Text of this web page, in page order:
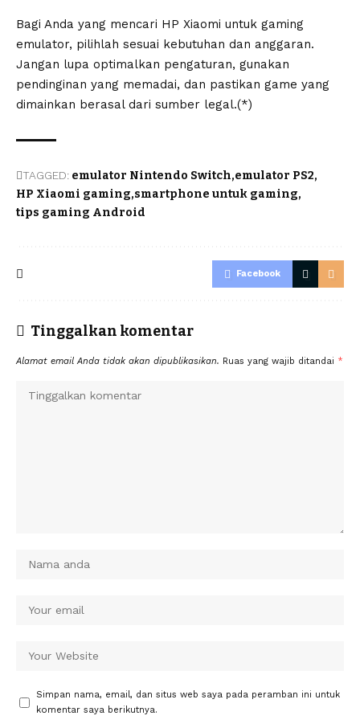
Bagi Anda yang mencari HP Xiaomi untuk gaming
emulator, pilihlah sesuai kebutuhan dan anggaran.
Jangan lupa optimalkan pengaturan, gunakan
pendinginan yang memadai, dan pastikan game yang
dimainkan berasal dari sumber legal.(*)
TAGGED: emulator Nintendo Switch emulator PS2
HP Xiaomi gaming smartphone untuk gaming
tips gaming Android
Facebook
Tinggalkan komentar
Alamat email Anda tidak akan dipublikasikan. Ruas yang wajib ditandai *
Simpan nama, email, dan situs web saya pada peramban ini untuk
komentar saya berikutnya.